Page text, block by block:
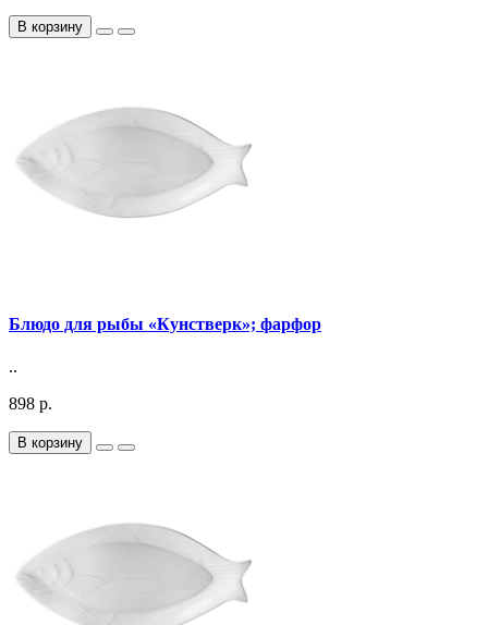
В корзину
Блюдо для рыбы «Кунстверк»; фарфор
..
898 р.
В корзину